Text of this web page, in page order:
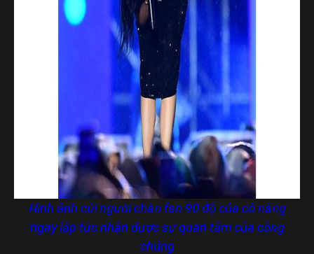
Hình ảnh cúi người chào fan 90 độ của cô nàng
ngay lập tức nhận được sự quan tâm của công
chúng